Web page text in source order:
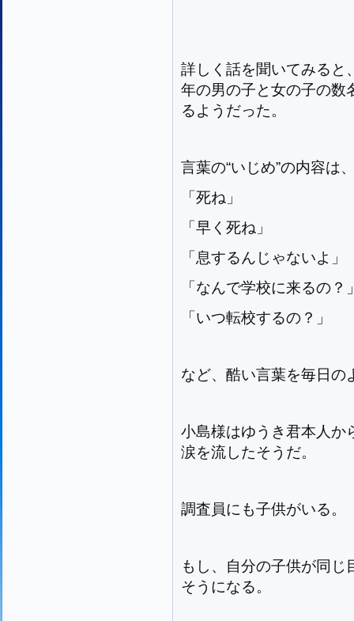
詳しく話を聞いてみると
年の男の子と女の子の数
るようだった。
言葉の“いじめ”の内容は
「死ね」
「早く死ね」
「息するんじゃないよ」
「なんで学校に来るの？
「いつ転校するの？」
など、酷い言葉を毎日の
小島様はゆうき君本人か
涙を流したそうだ。
調査員にも子供がいる。
もし、自分の子供が同
そうになる。